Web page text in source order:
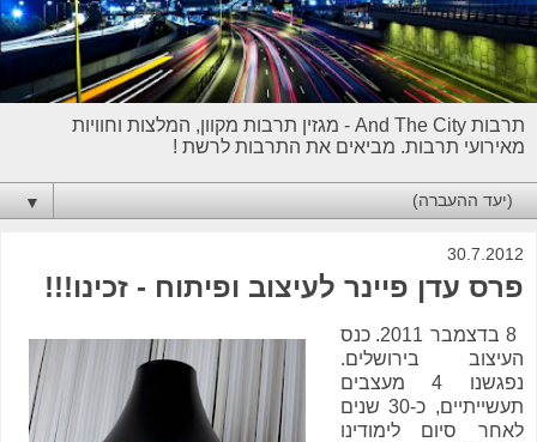
תרבות And The City - מגזין תרבות מקוון, המלצות וחוויות
מאירועי תרבות. מביאים את התרבות לרשת !
▼
30.7.2012
פרס עדן פיינר לעיצוב ופיתוח - זכינו!!!
8 בדצמבר 2011. כנס
העיצוב בירושלים.
נפגשנו 4 מעצבים
תעשייתיים, כ-30 שנים
לאחר סיום לימודינו